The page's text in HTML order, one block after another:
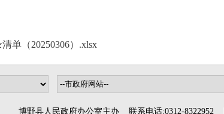
单（20250306）.xlsx
博野县人民政府办公室主办 联系电话:0312-8322952